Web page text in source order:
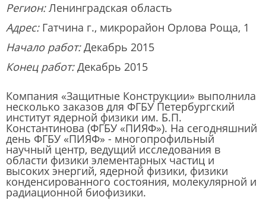
Регион:Ленинградская область
Адрес:Гатчина г., микрорайон Орлова Роща, 1
Начало работ:Декабрь 2015
Конец работ:Декабрь 2015
Компания «Защитные Конструкции» выполнила
несколько заказов для ФГБУ Петербургский
институт ядерной физики им. Б.П.
Константинова (ФГБУ «ПИЯФ»). На сегодняшний
день ФГБУ «ПИЯФ» - многопрофильный
научный центр, ведущий исследования в
области физики элементарных частиц и
высоких энергий, ядерной физики, физики
конденсированного состояния, молекулярной и
радиационной биофизики.